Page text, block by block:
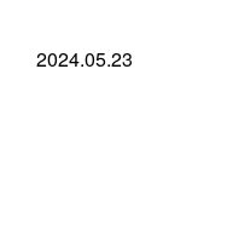
2024.05.23